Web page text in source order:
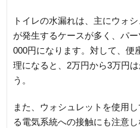
トイレの水漏れは、主にウォ
が発生するケースが多く、パ
000円になります。対して、便
理になると、2万円から3万円
う。
また、ウォシュレットを使用
る電気系統への接触にも注意